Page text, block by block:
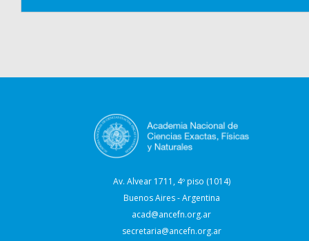
Av. Alvear 1711, 4º piso (1014)
Buenos Aires - Argentina
acad@ancefn.org.ar
secretaria@ancefn.org.ar